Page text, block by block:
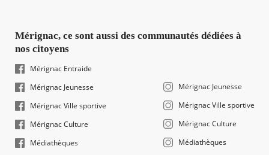
Mérignac, ce sont aussi des communautés dédiées à
nos citoyens
Mérignac Entraide
Mérignac Jeunesse
Mérignac Ville sportive
Mérignac Culture
Médiathèques
Mérignac Jeunesse
Mérignac Ville sportive
Mérignac Culture
Médiathèques